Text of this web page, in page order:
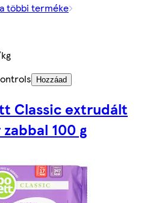
többi terméke
Hozzáad
Classic extrudált
100 g